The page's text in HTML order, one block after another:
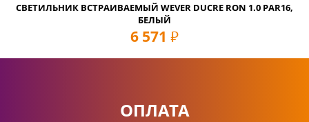
СВЕТИЛЬНИК ВСТРАИВАЕМЫЙ WEVER DUCRE RON 1.0 PAR16,
БЕЛЫЙ
6 571 руб
ОПЛАТА